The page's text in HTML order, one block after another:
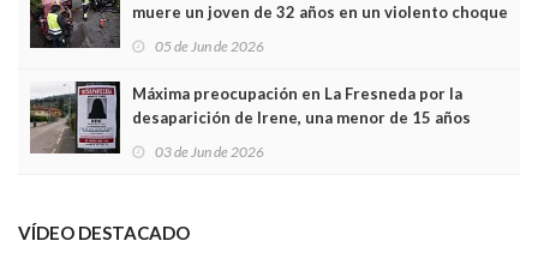
muere un joven de 32 años en un violento choque
frontal
05 de Jun de 2026
Máxima preocupación en La Fresneda por la
desaparición de Irene, una menor de 15 años
03 de Jun de 2026
VÍDEO DESTACADO